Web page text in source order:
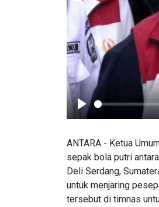
Play
ANTARA - Ketua
sepak bola putri
Deli Serdang,
untuk menjaring
tersebut di timnas